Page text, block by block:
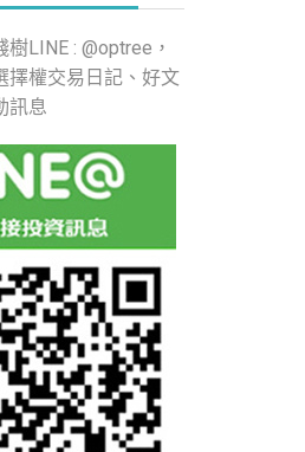
LINE : @optree，
擇權交易日記、好文
訊息